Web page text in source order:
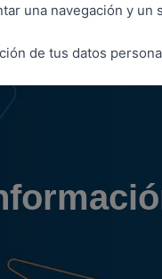
Azul Digital
una navegación y un
de tus datos